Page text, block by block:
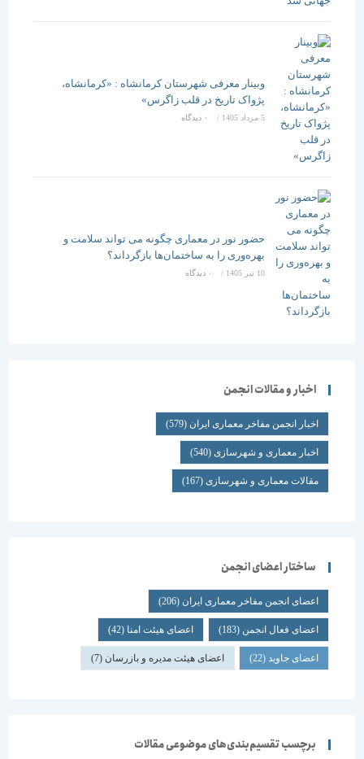
وبینار معرفی شهرستان کرمانشاه : «کرمانشاه،
پژواک تاریخ در قلب زاگرس»
/ ۰ دیدگاه
حضور نور در معماری چگونه می تواند سلامت و
بهره‌وری را به ساختمان‌ها بازگرداند؟
/ ۰ دیدگاه
اخبار و مقالات انجمن
اخبار انجمن مفاخر معماری ایران(579)
اخبار معماری و شهرسازی(540)
مقالات معماری و شهرسازی(167)
ساختار اعضای انجمن
اعضای انجمن مفاخر معماری ایران(206)
اعضای فعال انجمن(183) اعضای هیئت امنا (42)
اعضای جاوید(22) اعضای هیئت مدیره و بازرسان(7)
برچسب تقسیم‌بندی‌های موضوعی مقالات